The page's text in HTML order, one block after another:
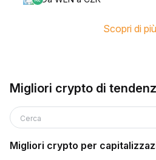
Scopri di più
Migliori crypto di
Cerca
Migliori crypto per